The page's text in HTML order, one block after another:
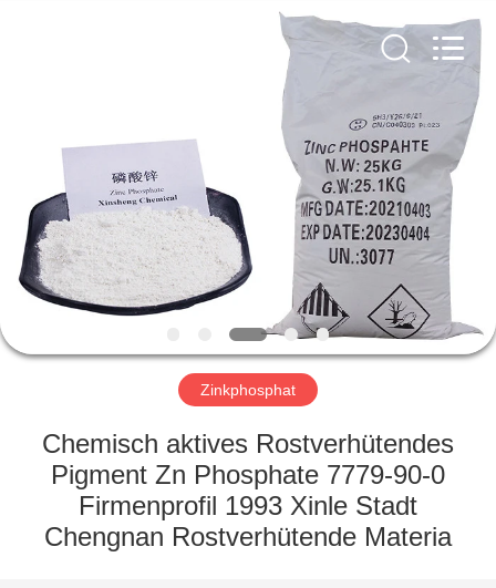
HAUSE
PRODUKTE
VIDEOS
ÜBER
WERKSBESICHTIGUNG
QUALITÄTSKONTROLLE
Zinkphosphat
Chemisch aktives Rostverhütendes
Pigment Zn Phosphate 7779-90-0
Firmenprofil 1993 Xinle Stadt
Chengnan Rostverhütende Materia